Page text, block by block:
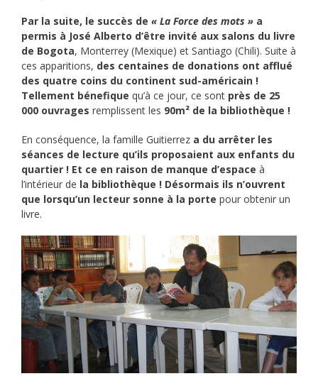
Par la suite, le succès de « La Force des mots » a
permis à José Alberto d’être invité aux salons du livre
de Bogota, Monterrey (Mexique) et Santiago (Chili). Suite à
ces apparitions, des centaines de donations ont afflué
des quatre coins du continent sud-américain !
Tellement bénefique qu’à ce jour, ce sont près de 25
000 ouvrages remplissent les 90m² de la bibliothèque !
En conséquence, la famille Guitierrez a du arrêter les
séances de lecture qu’ils proposaient aux enfants du
quartier ! Et ce en raison de manque d’espace à
l’intérieur de la bibliothèque ! Désormais ils n’ouvrent
que lorsqu’un lecteur sonne à la porte pour obtenir un
livre.